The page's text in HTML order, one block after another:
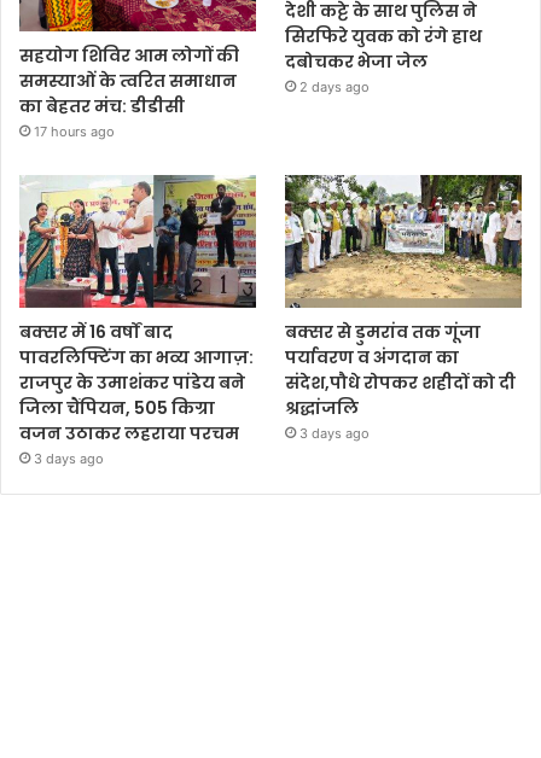
सहयोग शिविर आम लोगों की
समस्याओं के त्वरित समाधान
का बेहतर मंच: डीडीसी
17 hours ago
देशी कट्टे के साथ पुलिस ने
सिरफिरे युवक को रंगे हाथ
दबोचकर भेजा जेल
2 days ago
बक्सर में 16 वर्षों बाद
पावरलिफ्टिंग का भव्य आगाज़:
राजपुर के उमाशंकर पांडेय बने
जिला चैंपियन, 505 किग्रा
वजन उठाकर लहराया परचम
3 days ago
बक्सर से डुमरांव तक गूंजा
पर्यावरण व अंगदान का
संदेश,पौधे रोपकर शहीदों को दी
श्रद्धांजलि
3 days ago